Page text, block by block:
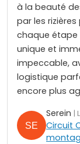
à la beauté
par les
chaque étape
unique et
impeccable,
logistique
encore plus
Serein |
Circuit